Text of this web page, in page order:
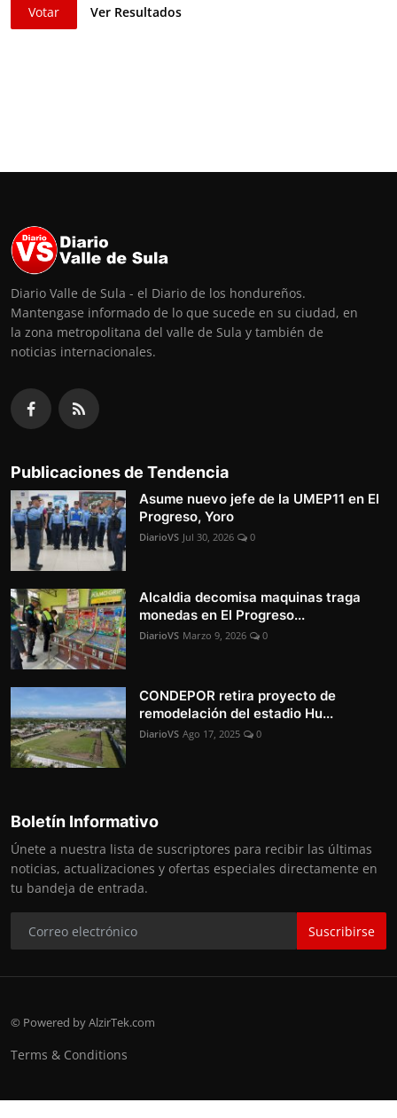
Votar Ver Resultados
Diario Valle de Sula - el Diario de los hondureños.
Mantengase informado de lo que sucede en su ciudad, en
la zona metropolitana del valle de Sula y también de
noticias internacionales.
Publicaciones de Tendencia
Asume nuevo jefe de la UMEP11 en El
Progreso, Yoro
DiarioVS Jul 30, 2026 0
Alcaldia decomisa maquinas traga
monedas en El Progreso...
DiarioVS Marzo 9, 2026 0
CONDEPOR retira proyecto de
remodelación del estadio Hu...
DiarioVS Ago 17, 2025 0
Boletín Informativo
Únete a nuestra lista de suscriptores para recibir las últimas
noticias, actualizaciones y ofertas especiales directamente en
tu bandeja de entrada.
Suscribirse
© Powered by AlzirTek.com
Terms & Conditions